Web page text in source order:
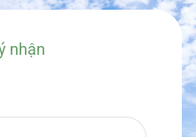
nhận